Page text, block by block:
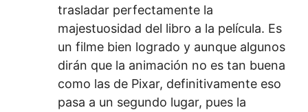
trasladar perfectamente la
majestuosidad del libro a la película. Es
un filme bien logrado y aunque algunos
dirán que la animación no es tan buena
como las de Pixar, definitivamente eso
pasa a un segundo lugar, pues la